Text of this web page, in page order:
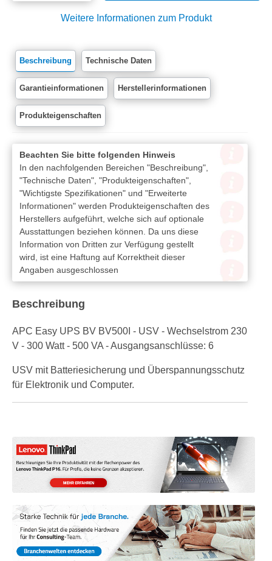
Weitere Informationen zum Produkt
Beschreibung Technische Daten
Garantieinformationen Herstellerinformationen
Produkteigenschaften
Beachten Sie bitte folgenden Hinweis
In den nachfolgenden Bereichen "Beschreibung",
"Technische Daten", "Produkteigenschaften",
"Wichtigste Spezifikationen" und "Erweiterte
Informationen" werden Produkteigenschaften des
Herstellers aufgeführt, welche sich auf optionale
Ausstattungen beziehen können. Da uns diese
Information von Dritten zur Verfügung gestellt
wird, ist eine Haftung auf Korrektheit dieser
Angaben ausgeschlossen
Beschreibung
APC Easy UPS BV BV500I - USV - Wechselstrom 230
V - 300 Watt - 500 VA - Ausgangsanschlüsse: 6
USV mit Batteriesicherung und Überspannungsschutz
für Elektronik und Computer.